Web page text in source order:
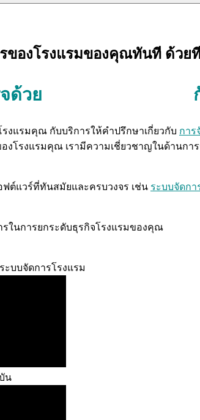
ของโรงแรมของคุณทันที ด้วย
ด้วย
งแรมคุณ กับบริการให้คำปรึกษาเกี่ยวกับ การ
งโรงแรมคุณ เรามีความเชี่ยวชาญในด้านการ
ฟต์แวร์ที่ทันสมัยและครบวงจร เช่น ระบบจัดกา
ในการยกระดับธุรกิจโรงแรมของคุณ
น